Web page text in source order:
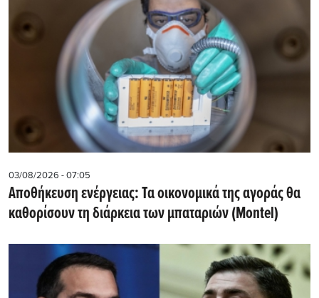
03/08/2026 - 07:05
Αποθήκευση ενέργειας: Τα οικονομικά της αγοράς θα
καθορίσουν τη διάρκεια των μπαταριών (Montel)